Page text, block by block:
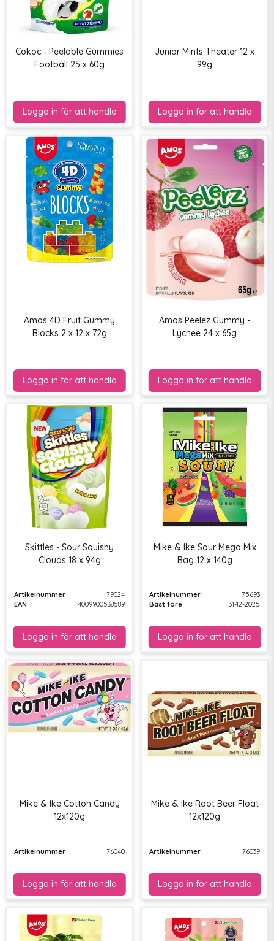
Cokoc - Peelable Gummies
Football 25 x 60g
Junior Mints Theater 12 x
99g
Amos 4D Fruit Gummy
Blocks 2 x 12 x 72g
Amos Peelez Gummy -
Lychee 24 x 65g
Skittles - Sour Squishy
Clouds 18 x 94g
Artikelnummer
79024
EAN
4009900538589
Mike & Ike Sour Mega Mix
Bag 12 x 140g
Artikelnummer
75693
Bäst före
31-12-2025
Mike & Ike Cotton Candy
12x120g
Artikelnummer 76040
Mike & Ike Root Beer Float
12x120g
Artikelnummer 76039